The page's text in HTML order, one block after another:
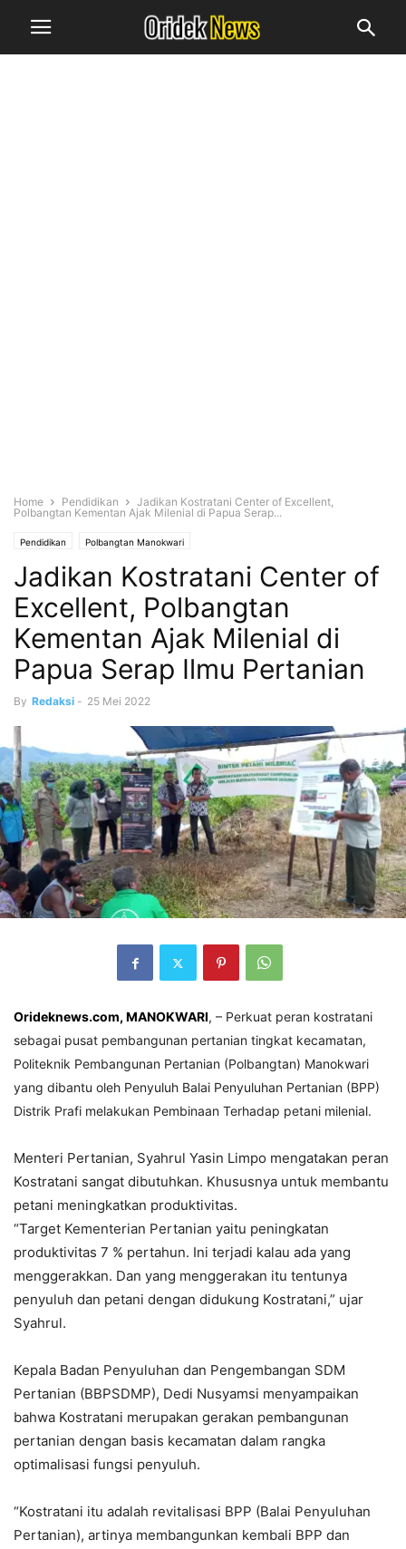
Home Pendidikan
Jadikan Kostratani Center of Excellent,
Polbangtan Kementan Ajak Milenial di Papua Serap...
Pendidikan Polbangtan Manokwari
Jadikan Kostratani Center of
Excellent, Polbangtan
Kementan Ajak Milenial di
Papua Serap Ilmu Pertanian
By Redaksi - 25 Mei 2022
Orideknews.com, MANOKWARI, – Perkuat peran kostratani
sebagai pusat pembangunan pertanian tingkat kecamatan,
Politeknik Pembangunan Pertanian (Polbangtan) Manokwari
yang dibantu oleh Penyuluh Balai Penyuluhan Pertanian (BPP)
Distrik Prafi melakukan Pembinaan Terhadap petani milenial.
Menteri Pertanian, Syahrul Yasin Limpo mengatakan peran
Kostratani sangat dibutuhkan. Khususnya untuk membantu
petani meningkatkan produktivitas.
“Target Kementerian Pertanian yaitu peningkatan
produktivitas 7 % pertahun. Ini terjadi kalau ada yang
menggerakkan. Dan yang menggerakan itu tentunya
penyuluh dan petani dengan didukung Kostratani,” ujar
Syahrul.
Kepala Badan Penyuluhan dan Pengembangan SDM
Pertanian (BBPSDMP), Dedi Nusyamsi menyampaikan
bahwa Kostratani merupakan gerakan pembangunan
pertanian dengan basis kecamatan dalam rangka
optimalisasi fungsi penyuluh.
“Kostratani itu adalah revitalisasi BPP (Balai Penyuluhan
Pertanian), artinya membangunkan kembali BPP dan